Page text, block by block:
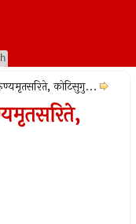
कोटिसुगु...